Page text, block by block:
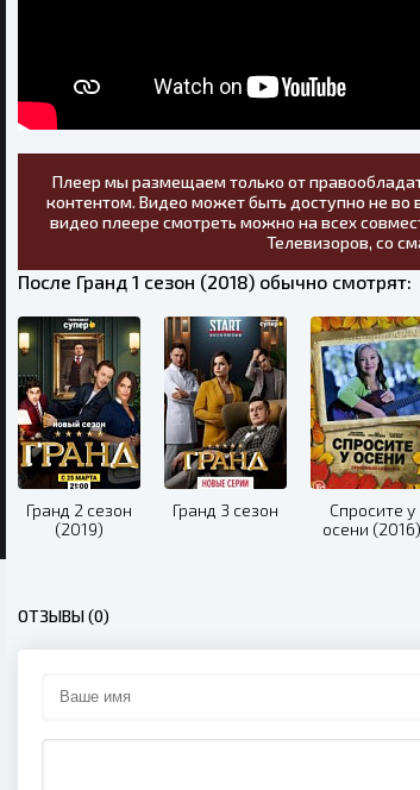
Плеер мы размещаем только от
контентом. Видео может быть доступно не во
видео плеере смотреть можно на всех
Телевизоров, со
После Гранд 1 сезон (2018) обычно смотрят:
Гранд 2 сезон
(2019)
Гранд 3 сезон
Спросите у
осени (2016)
ОТЗЫВЫ (0)